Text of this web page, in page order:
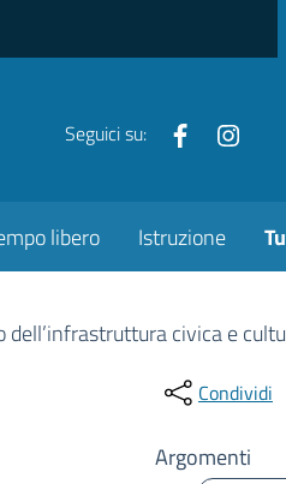
Seguici su: Facebook
libero Istruzione
dell’infrastruttura civica e
Condividi
Argomenti